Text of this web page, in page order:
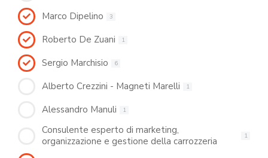
Marco Dipelino 3
Roberto De Zuani 1
Sergio Marchisio 6
Alberto Crezzini - Magneti Marelli 1
Alessandro Manuli 1
Consulente esperto di marketing,
organizzazione e gestione della carrozzeria
1